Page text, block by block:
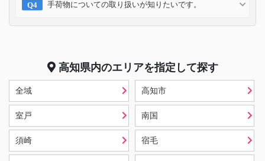
手荷物についての取り扱いが知りたいです。
高知県内のエリアを指定して探す
全域 高知市
室戸 南国
須崎 宿毛